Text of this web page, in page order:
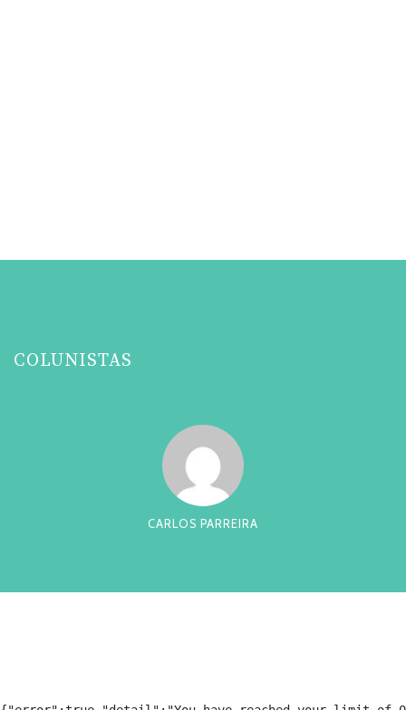
COLUNISTAS
CARLOS PARREIRA